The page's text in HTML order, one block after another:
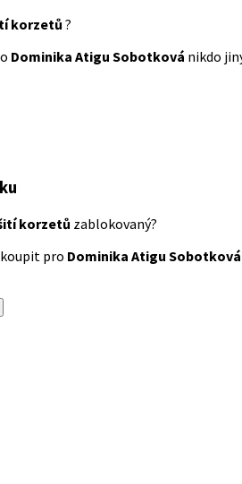
korzetů ?
Dominika Atigu Sobotková nikdo
korzetů zablokovaný?
pro Dominika Atigu Sobotková